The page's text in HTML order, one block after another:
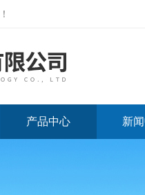
！
产品中心 新